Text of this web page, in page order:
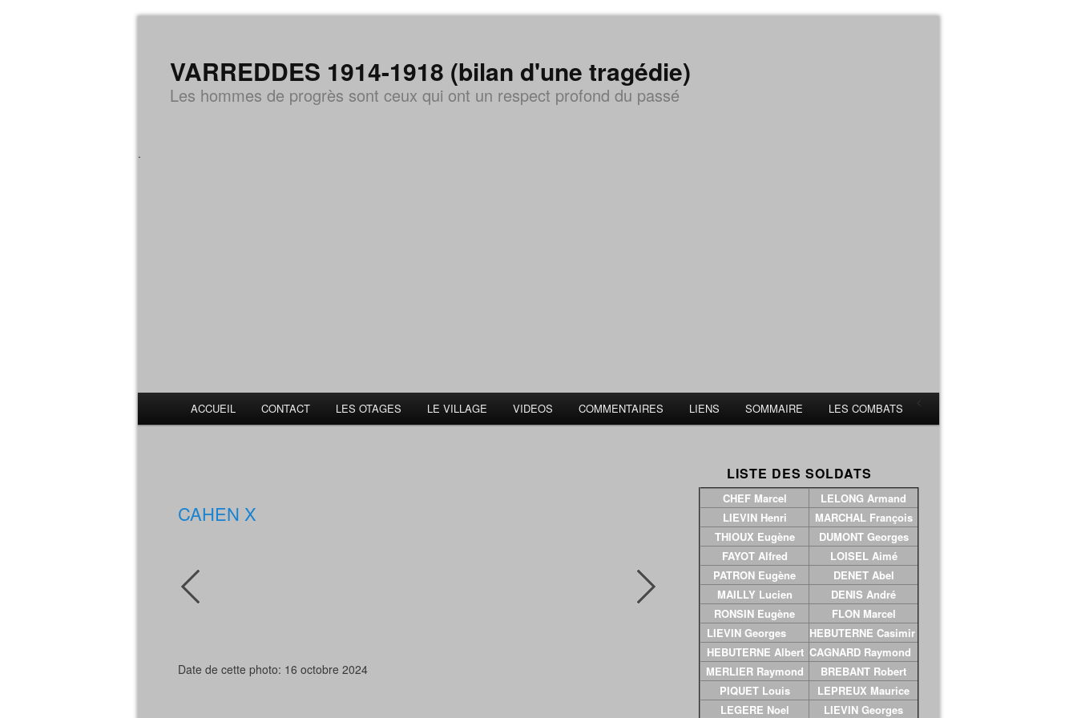
VARREDDES 1914-1918 (bilan d'une tragédie)
Les hommes de progrès sont ceux qui ont un respect profond du passé
.
ACCUEIL CONTACT LES OTAGES LE VILLAGE VIDEOS COMMENTAIRES LIENS SOMMAIRE LES COMBATS
CAHEN X
Date de cette photo: 16 octobre 2024
LISTE DES SOLDATS
CHEF Marcel
LELONG Armand
LIEVIN Henri
MARCHAL François
THIOUX Eugène
DUMONT Georges
FAYOT Alfred
LOISEL Aimé
PATRON Eugène
DENET Abel
MAILLY Lucien
DENIS André
RONSIN Eugène
FLON Marcel
LIEVIN Georges
HEBUTERNE Casimir
HEBUTERNE Albert CAGNARD Raymond
MERLIER Raymond
BREBANT Robert
PIQUET Louis
LEPREUX Maurice
LEGERE Noel
LIEVIN Georges